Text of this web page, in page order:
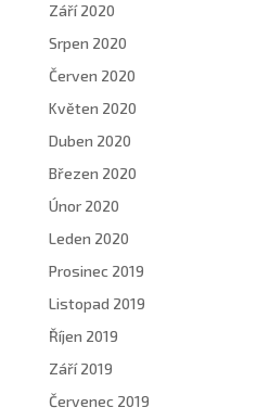
Září 2020
Srpen 2020
Červen 2020
Květen 2020
Duben 2020
Březen 2020
Únor 2020
Leden 2020
Prosinec 2019
Listopad 2019
Říjen 2019
Září 2019
Červenec 2019